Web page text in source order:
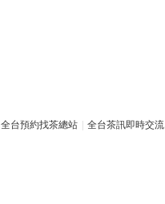
全台預約找茶總站 全台茶訊即時交流